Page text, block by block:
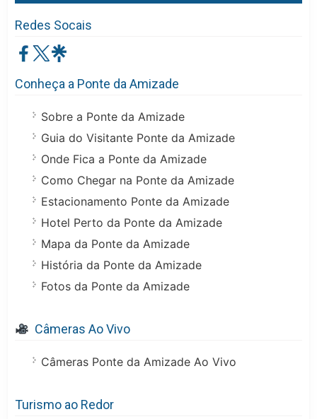
Redes Socais
Conheça a Ponte da Amizade
Sobre a Ponte da Amizade
Guia do Visitante Ponte da Amizade
Onde Fica a Ponte da Amizade
Como Chegar na Ponte da Amizade
Estacionamento Ponte da Amizade
Hotel Perto da Ponte da Amizade
Mapa da Ponte da Amizade
História da Ponte da Amizade
Fotos da Ponte da Amizade
Câmeras Ao Vivo
Câmeras Ponte da Amizade Ao Vivo
Turismo ao Redor